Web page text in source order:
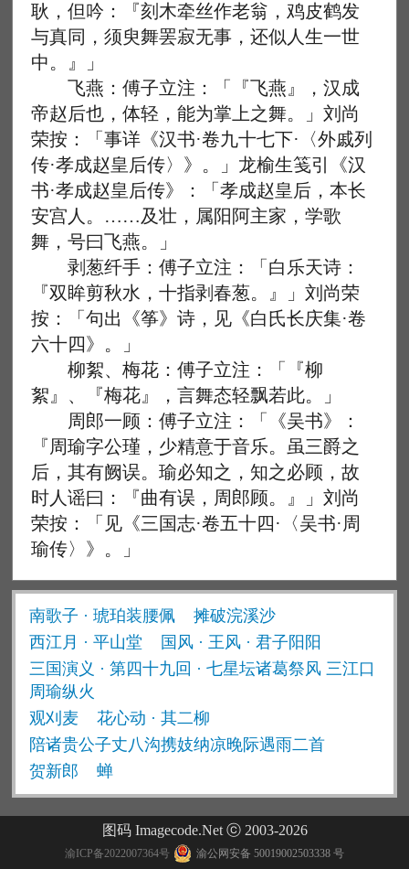
耿，但吟：『刻木牵丝作老翁，鸡皮鹤发
与真同，须臾舞罢寂无事，还似人生一世
中。』」
飞燕：傅子立注：「『飞燕』，汉成
帝赵后也，体轻，能为掌上之舞。」刘尚
荣按：「事详《汉书·卷九十七下·〈外戚列
传·孝成赵皇后传〉》。」龙榆生笺引《汉
书·孝成赵皇后传》：「孝成赵皇后，本长
安宫人。……及壮，属阳阿主家，学歌
舞，号曰飞燕。」
剥葱纤手：傅子立注：「白乐天诗：
『双眸剪秋水，十指剥春葱。』」刘尚荣
按：「句出《筝》诗，见《白氏长庆集·卷
六十四》。」
柳絮、梅花：傅子立注：「『柳
絮』、『梅花』，言舞态轻飘若此。」
周郎一顾：傅子立注：「《吴书》：
『周瑜字公瑾，少精意于音乐。虽三爵之
后，其有阙误。瑜必知之，知之必顾，故
时人谣曰：『曲有误，周郎顾。』」刘尚
荣按：「见《三国志·卷五十四·〈吴书·周
瑜传〉》。」
南歌子 · 琥珀装腰佩
摊破浣溪沙
西江月 · 平山堂
国风 · 王风 · 君子阳阳
三国演义 · 第四十九回 · 七星坛诸葛祭风 三江口
周瑜纵火
观刈麦
花心动 · 其二柳
陪诸贵公子丈八沟携妓纳凉晚际遇雨二首
贺新郎
蝉
图码 Imagecode.Net ⓒ 2003-2026
渝ICP备2022007364号 渝公网安备 50019002503338 号